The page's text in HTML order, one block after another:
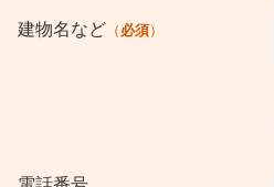
建物名など 必須